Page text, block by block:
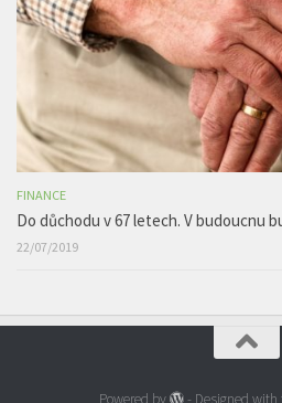
FINANCE
Do důchodu v 67 letech. V budoucnu
22/07/2019